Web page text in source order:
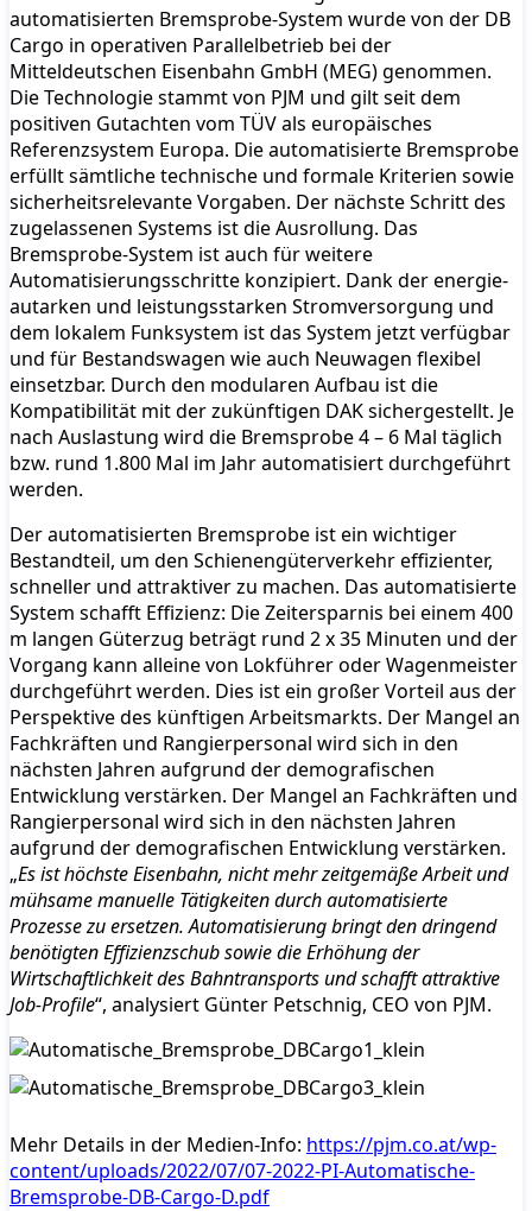
automatisierten Bremsprobe-System wurde von der DB
Cargo in operativen Parallelbetrieb bei der
Mitteldeutschen Eisenbahn GmbH (MEG) genommen.
Die Technologie stammt von PJM und gilt seit dem
positiven Gutachten vom TÜV als europäisches
Referenzsystem Europa. Die automatisierte Bremsprobe
erfüllt sämtliche technische und formale Kriterien sowie
sicherheitsrelevante Vorgaben. Der nächste Schritt des
zugelassenen Systems ist die Ausrollung. Das
Bremsprobe-System ist auch für weitere
Automatisierungsschritte konzipiert. Dank der energie-
autarken und leistungsstarken Stromversorgung und
dem lokalem Funksystem ist das System jetzt verfügbar
und für Bestandswagen wie auch Neuwagen flexibel
einsetzbar. Durch den modularen Aufbau ist die
Kompatibilität mit der zukünftigen DAK sichergestellt. Je
nach Auslastung wird die Bremsprobe 4 – 6 Mal täglich
bzw. rund 1.800 Mal im Jahr automatisiert durchgeführt
werden.
Der automatisierten Bremsprobe ist ein wichtiger
Bestandteil, um den Schienengüterverkehr effizienter,
schneller und attraktiver zu machen. Das automatisierte
System schafft Effizienz: Die Zeitersparnis bei einem 400
m langen Güterzug beträgt rund 2 x 35 Minuten und der
Vorgang kann alleine von Lokführer oder Wagenmeister
durchgeführt werden. Dies ist ein großer Vorteil aus der
Perspektive des künftigen Arbeitsmarkts. Der Mangel an
Fachkräften und Rangierpersonal wird sich in den
nächsten Jahren aufgrund der demografischen
Entwicklung verstärken. Der Mangel an Fachkräften und
Rangierpersonal wird sich in den nächsten Jahren
aufgrund der demografischen Entwicklung verstärken.
„Es ist höchste Eisenbahn, nicht mehr zeitgemäße Arbeit und
mühsame manuelle Tätigkeiten durch automatisierte
Prozesse zu ersetzen. Automatisierung bringt den dringend
benötigten Effizienzschub sowie die Erhöhung der
Wirtschaftlichkeit des Bahntransports und schafft attraktive
Job-Profile“, analysiert Günter Petschnig, CEO von PJM.
Mehr Details in der Medien-Info: https://pjm.co.at/wp-
content/uploads/2022/07/07-2022-PI-Automatische-
Bremsprobe-DB-Cargo-D.pdf